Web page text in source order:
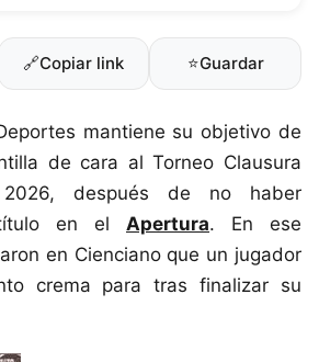
🔗Copiar link ⭐Guardar
mantiene su objetivo de
de cara al Torneo Clausura
después de no haber
en el Apertura. En ese
en Cienciano que un jugador
crema para tras finalizar su